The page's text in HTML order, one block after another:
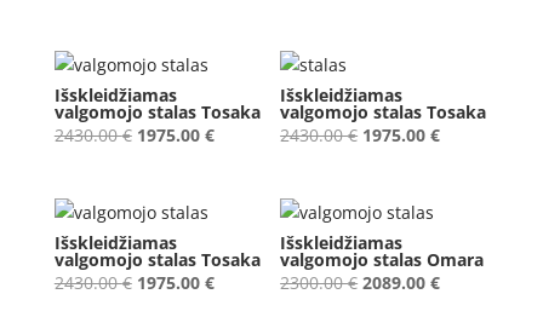
Išskleidžiamas
valgomojo stalas Tosaka
2430.00€ Original
2430.00 €.
1975.00 €Current
1975.00 €.
Išskleidžiamas
valgomojo stalas Tosaka
2430.00€ Original
2430.00 €.
1975.00€Current
Išskleidžiamas
valgomojo stalas Tosaka
2430.00€ Original
1975.00 €Current
Išskleidžiamas
valgomojo stalas Omara
2300.00€ Original
2089.00€Current